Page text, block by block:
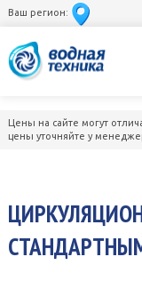
Ваш регион:
Цены на сайте могут
цены уточняйте у